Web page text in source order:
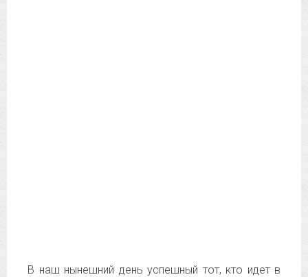
В наш нынешний день успешный тот, кто идет в